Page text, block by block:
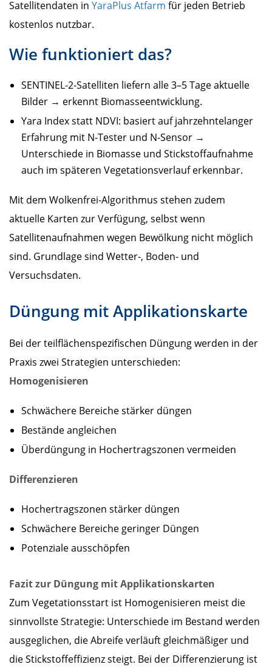
Satellitendaten in YaraPlus Atfarm für jeden Betrieb
kostenlos nutzbar.
Wie funktioniert das?
SENTINEL-2-Satelliten liefern alle 3–5 Tage aktuelle
Bilder → erkennt Biomasseentwicklung.
Yara Index statt NDVI: basiert auf jahrzehntelanger
Erfahrung mit N-Tester und N-Sensor →
Unterschiede in Biomasse und Stickstoffaufnahme
auch im späteren Vegetationsverlauf erkennbar.
Mit dem Wolkenfrei-Algorithmus stehen zudem
aktuelle Karten zur Verfügung, selbst wenn
Satellitenaufnahmen wegen Bewölkung nicht möglich
sind. Grundlage sind Wetter-, Boden- und
Versuchsdaten.
Düngung mit Applikationskarte
Bei der teilflächenspezifischen Düngung werden in der
Praxis zwei Strategien unterschieden:
Homogenisieren
Schwächere Bereiche stärker düngen
Bestände angleichen
Überdüngung in Hochertragszonen vermeiden
Differenzieren
Hochertragszonen stärker düngen
Schwächere Bereiche geringer Düngen
Potenziale ausschöpfen
Fazit zur Düngung mit Applikationskarten
Zum Vegetationsstart ist Homogenisieren meist die
sinnvollste Strategie: Unterschiede im Bestand werden
ausgeglichen, die Abreife verläuft gleichmäßiger und
die Stickstoffeffizienz steigt. Bei der Differenzierung ist